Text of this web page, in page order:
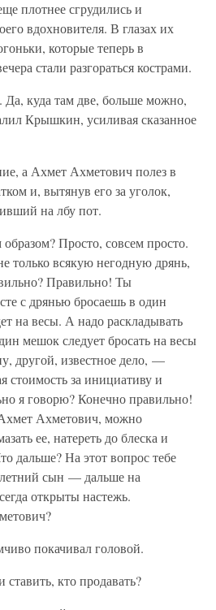
плотнее сгрудились и
вдохновителя. В глазах их
которые теперь в
стали разгораться кострами.
куда там две, больше можно,
Крышкин, усиливая сказанное
а Ахмет Ахметович полез в
и, вытянув его за уголок,
на лбу пот.
Просто, совсем просто.
только всякую негодную дрянь,
Правильно! Ты
с дрянью бросаешь в один
на весы. А надо раскладывать
мешок следует бросать на весы
другой, известное дело, —
стоимость за инициативу и
я говорю? Конечно правильно!
Ахметович, можно
ее, натереть до блеска и
дальше? На этот вопрос тебе
сын — дальше на
открыты настежь.
покачивал головой.
кто продавать?